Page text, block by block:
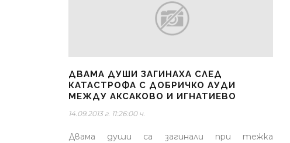
ДВАМА ДУШИ ЗАГИНАХА СЛЕД
КАТАСТРОФА С ДОБРИЧКО АУДИ
МЕЖДУ АКСАКОВО И ИГНАТИЕВО
14.09.2013 г. 11:26:00 ч.
Двама души са загинали при тежка